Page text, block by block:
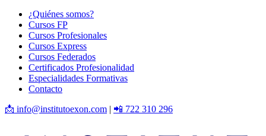
¿Quiénes somos?
Cursos FP
Cursos Profesionales
Cursos Express
Cursos Federados
Certificados Profesionalidad
Especialidades Formativas
Contacto
📩 info@institutoexon.com | 📲 722 310 296